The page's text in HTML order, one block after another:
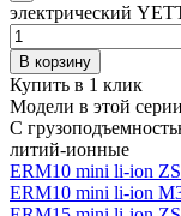
электрический
В корзину
Купить в 1 клик
Модели в этой
С
литий-ионные
ERM10 mini li-ion
ERM10 mini li-ion